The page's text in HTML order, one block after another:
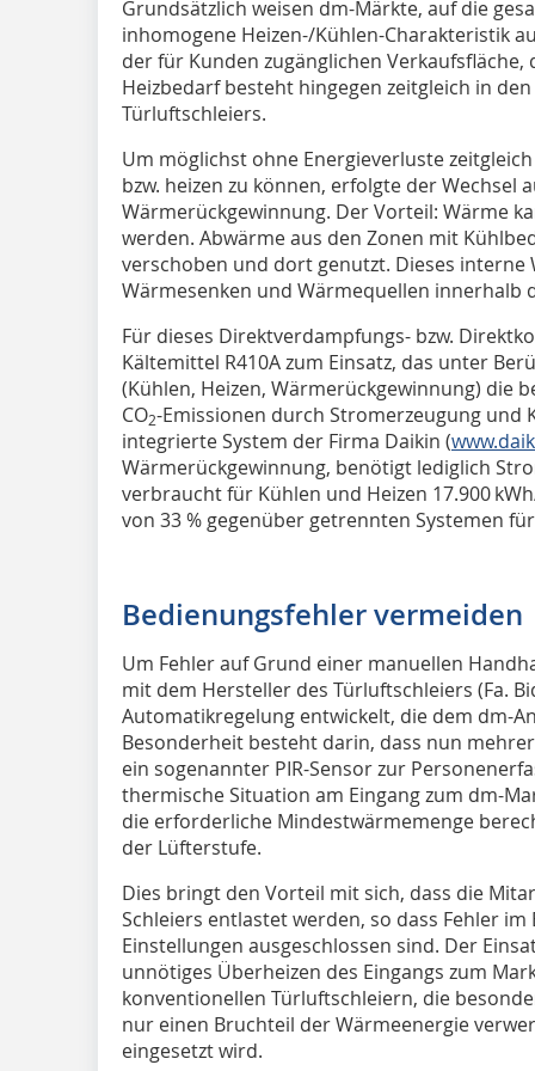
Grundsätzlich weisen dm-Märkte, auf die
inhomogene Heizen-/Kühlen-Charakteristik
der für Kunden zugänglichen Verkaufsfläche,
Heizbedarf besteht hingegen zeitgleich in
Türluftschleiers.
Um möglichst ohne Energieverluste
bzw. heizen zu können, erfolgte der Wechsel
Wärmerückgewinnung. Der Vorteil: Wärme
werden. Abwärme aus den Zonen mit
verschoben und dort genutzt. Dieses interne
Wärmesenken und Wärmequellen innerhalb
Für dieses Direktverdampfungs- bzw.
Kältemittel R410A zum Einsatz, das unter
(Kühlen, Heizen, Wärmerückgewinnung) die
CO2-Emissionen durch Stromerzeugung und
integrierte System der Firma Daikin (
Wärmerückgewinnung, benötigt lediglich
verbraucht für Kühlen und Heizen 17.900
von 33 % gegenüber getrennten Systemen für
Bedienungsfehler vermeiden
Um Fehler auf Grund einer manuellen
mit dem Hersteller des Türluftschleiers (Fa.
Automatikregelung entwickelt, die dem dm-
Besonderheit besteht darin, dass nun
ein sogenannter PIR-Sensor zur
thermische Situation am Eingang zum dm-
die erforderliche Mindestwärmemenge
der Lüfterstufe.
Dies bringt den Vorteil mit sich, dass die
Schleiers entlastet werden, so dass Fehler
Einstellungen ausgeschlossen sind. Der
unnötiges Überheizen des Eingangs zum
konventionellen Türluftschleiern, die
nur einen Bruchteil der Wärmeenergie
eingesetzt wird.